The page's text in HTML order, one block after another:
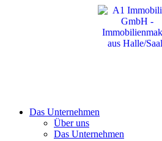
Das Unternehmen
Über uns
Das Unternehmen